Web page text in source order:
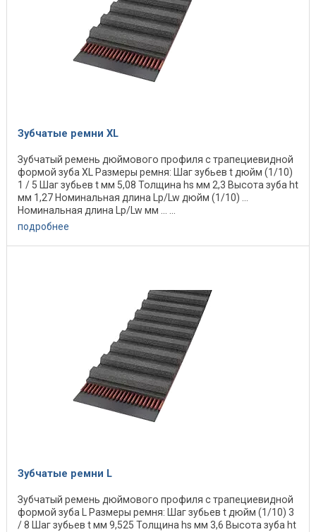
Зубчатые ремни XL
Зубчатый ремень дюймового профиля с трапециевидной
формой зуба XL Размеры ремня: Шаг зубьев t дюйм (1/10)
1 / 5 Шаг зубьев t мм 5,08 Толщина hs мм 2,3 Высота зуба ht
мм 1,27 Номинальная длина Lp/Lw дюйм (1/10) ...
Номинальная длина Lp/Lw мм ... ...
подробнее
Зубчатые ремни L
Зубчатый ремень дюймового профиля с трапециевидной
формой зуба L Размеры ремня: Шаг зубьев t дюйм (1/10) 3
/ 8 Шаг зубьев t мм 9,525 Толщина hs мм 3,6 Высота зуба ht